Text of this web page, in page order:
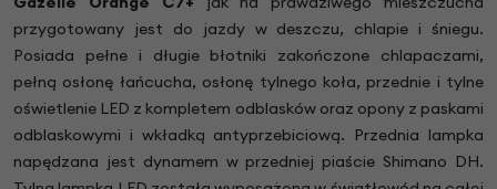
przygotowany jest do jazdy w deszczu, chlapie i śniegu.
Posiada pełne i długie błotniki zakończone chlapaczami,
pełną osłonę łańcucha, osłonę tylnego koła, przednie i tylne
oświetlenie LED z kompletem odblasków oraz opony z paskami
odblaskowymi i wkładką antyprzebiciową. Przednia lampka
napędzana jest dynamem w przedniej piaście Shimano DH.